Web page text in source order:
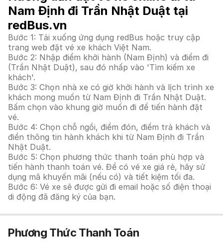
Nam Định đi Trần Nhật Duật tại
redBus.vn
Bước 1: Tải xuống ứng dụng redBus hoặc truy cập
trang web đặt vé xe khách Việt Nam.
Bước 2: Nhập điểm khởi hành (Nam Định) và điểm đi
(Trần Nhật Duật), sau đó nhấp vào 'Tìm kiếm xe
khách'.
Bước 3: Chọn nhà xe có giờ khởi hành và lịch trình xe
khách mong muốn từ Nam Định đi Trần Nhật Duật.
Bấm chọn vào khung giờ muốn đi để tiến hành đặt
vé.
Bước 4: Chọn chỗ ngồi, điểm đón, điểm trả khách và
điền thông tin hành khách khi từ Nam Định đi Trần
Nhật Duật.
Bước 5: Chọn phương thức thanh toán phù hợp và
tiến hành thanh toán vé. Để có vé xe giá rẻ, hãy sử
dụng mã khuyến mãi (nếu có) và tiết kiệm tối đa.
Bước 6: Vé xe sẽ được gửi đi email hoặc số điện thoại
di động đã đăng ký của bạn.
Phương Thức Thanh Toán